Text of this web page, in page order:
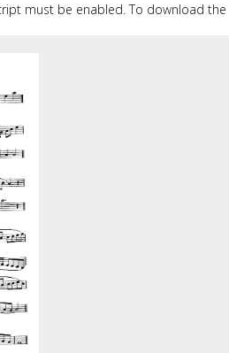
must be enabled. To download the